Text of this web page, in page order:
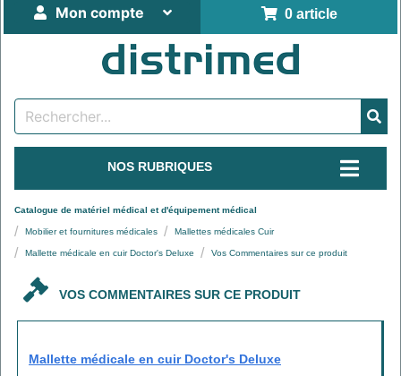
0 article
Mon compte
NOS RUBRIQUES
Catalogue de matériel médical et d'équipement médical
Mobilier et fournitures médicales Mallettes médicales Cuir
Mallette médicale en cuir Doctor's Deluxe Vos Commentaires sur ce produit
VOS COMMENTAIRES SUR CE PRODUIT
Mallette médicale en cuir Doctor's Deluxe